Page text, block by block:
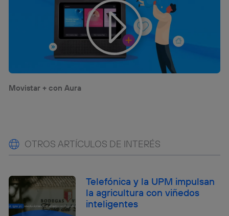
Movistar + con Aura
OTROS ARTÍCULOS DE INTERÉS
Telefónica y la UPM impulsan
la agricultura con viñedos
inteligentes